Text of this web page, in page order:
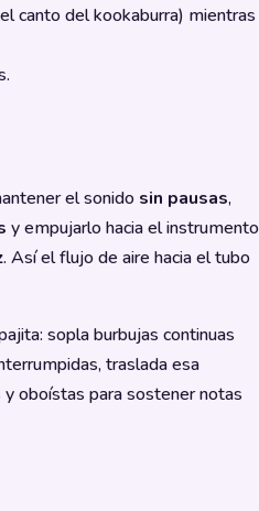
canto del kookaburra) mientras
el sonido sin pausas,
y empujarlo hacia el instrumento
. Así el flujo de aire hacia el tubo
sopla burbujas continuas
traslada esa
oboístas para sostener notas